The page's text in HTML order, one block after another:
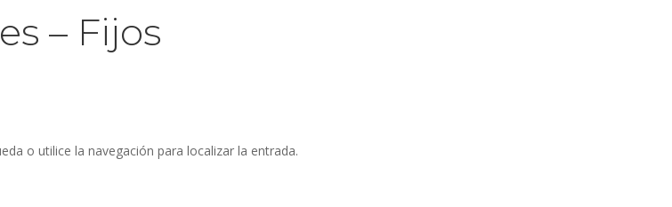
– Fijos
o utilice la navegación para localizar la entrada.